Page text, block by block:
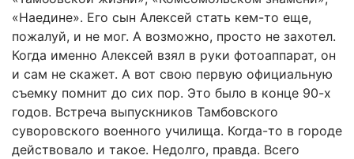
«Наедине». Его сын Алексей стать кем-то еще,
пожалуй, и не мог. А возможно, просто не захотел.
Когда именно Алексей взял в руки фотоаппарат, он
и сам не скажет. А вот свою первую официальную
съемку помнит до сих пор. Это было в конце 90-х
годов. Встреча выпускников Тамбовского
суворовского военного училища. Когда-то в городе
действовало и такое. Недолго, правда. Всего